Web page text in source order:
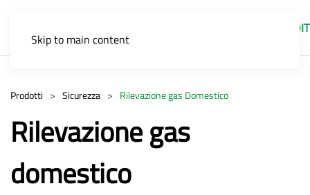
Skip to main content
IT
Prodotti Sicurezza Rilevazione gas Domestico
Rilevazione gas
domestico